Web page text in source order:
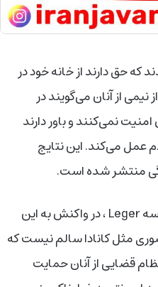
که حق دارند از خانه خود در
نیمی از آنان می‌گویند در
نمی‌کنند و باور دارند
عمل می‌کند. این نتایج
منتشر شده است.
اندرو انس، معاون اجرایی موسسه Leger ، در واکنش به این
مثل کانادا سالم نیست که
قضایی از آنان حمایت